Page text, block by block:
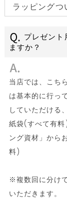
ラッピングつ
プレゼント
ますか？
当店では、こち
は基本的に行っ
していただける
紙袋(すべて有
ング資材」から
料)
※複数回に分け
いただきます。